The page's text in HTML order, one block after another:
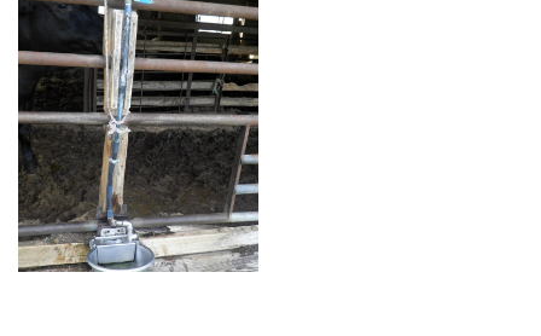
本日
の成
果
2.2
今回
工事
の金
額
2.3